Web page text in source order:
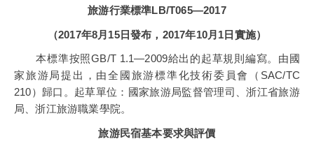
旅游行業標準LB/T065—2017
（2017年8月15日發布，2017年10月1日實施）
本標準按照GB/T 1.1—2009給出的起草規則編寫。由國
家旅游局提出，由全國旅游標準化技術委員會（SAC/TC
210）歸口。起草單位：國家旅游局監督管理司、浙江省旅游
局、浙江旅游職業學院。
旅游民宿基本要求與評價